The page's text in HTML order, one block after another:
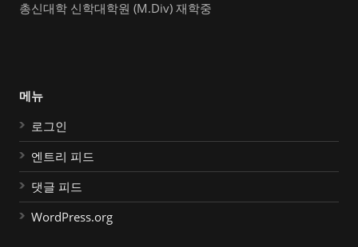
총신대학 신학대학원 (M.Div) 재학중
메뉴
로그인
엔트리 피드
댓글 피드
WordPress.org